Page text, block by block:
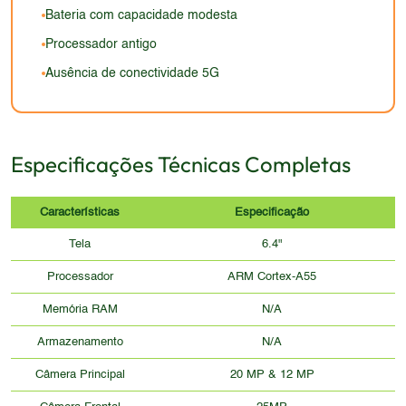
serem considerados, dependendo das
especificações do display.
impactante em 2026, com o surgimento de designs
Bateria com capacidade modesta
Processador antigo
Ausência de conectividade 5G
Especificações Técnicas Completas
Características Especificação
Tela 6.4"
Processador ARM Cortex-A55
Memória RAM N/A
Armazenamento N/A
Câmera Principal 20 MP & 12 MP